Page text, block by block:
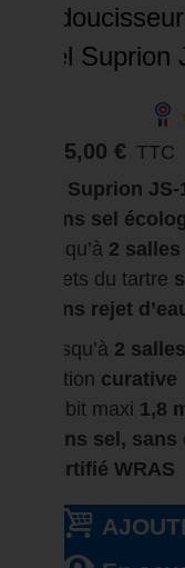
sel
495,00 € TTC
Suprion JS-
sans sel
jusqu’à 2
effets du tartre
sans rejet
Jusqu’à 2
Action curative
Débit maxi 1,8
Sans sel,
Certifié WRAS